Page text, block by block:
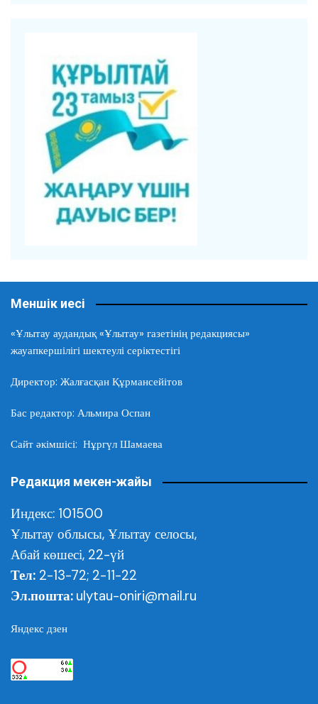
Меншік иесі
«Ұлытау аудандық «Ұлытау» газетінің редакциясы»
жауапкершілігі шектеулі серіктестігі
Директор: Жалғасқан Құрмансейітов
Бас редактор: Альмира Оспан
Сайт әкімшісі: Нұргүл Шамаева
Редакция мекен-жайы
Индекс: 101500
Ұлытау облысы, Ұлытау селосы,
Абай көшесі, 22-үй
Тел: 2-13-72; 2-11-22
Эл.пошта: ulytau-oniri@mail.ru
Яндекс дзен